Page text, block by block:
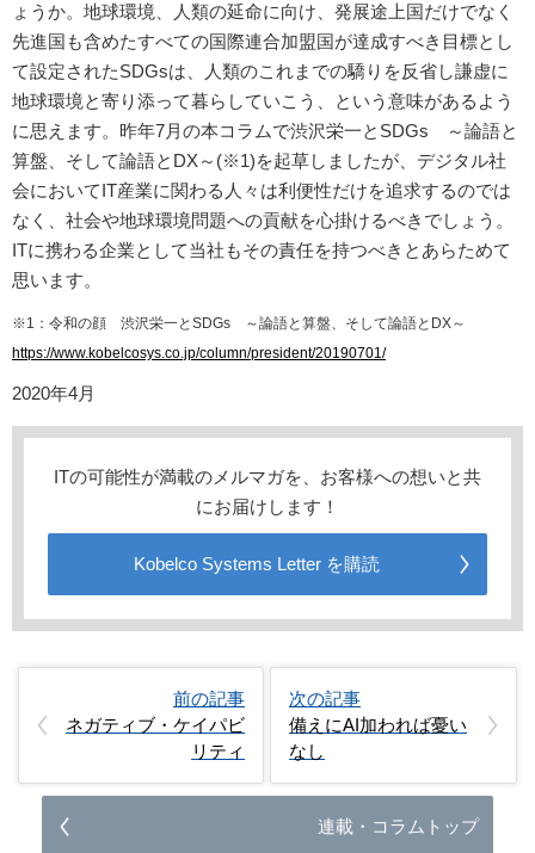
ょうか。地球環境、人類の延命に向け、発展途上国だけでなく
先進国も含めたすべての国際連合加盟国が達成すべき目標とし
て設定されたSDGsは、人類のこれまでの驕りを反省し謙虚に
地球環境と寄り添って暮らしていこう、という意味があるよう
に思えます。昨年7月の本コラムで渋沢栄一とSDGs ～論語と
算盤、そして論語とDX～(※1)を起草しましたが、デジタル社
会においてIT産業に関わる人々は利便性だけを追求するのでは
なく、社会や地球環境問題への貢献を心掛けるべきでしょう。
ITに携わる企業として当社もその責任を持つべきとあらためて
思います。
※1：令和の顔 渋沢栄一とSDGs ～論語と算盤、そして論語とDX～
https://www.kobelcosys.co.jp/column/president/20190701/
2020年4月
ITの可能性が満載のメルマガを、お客様への想いと共
にお届けします！
Kobelco Systems Letter を購読
前の記事
ネガティブ・ケイパビ
リティ
次の記事
備えにAI加われば憂い
なし
連載・コラムトップ